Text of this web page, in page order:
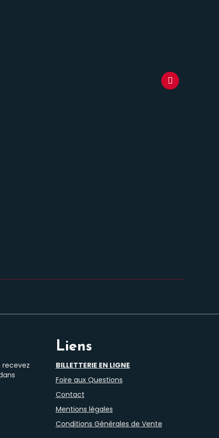
Liens
BILLETTERIE EN LIGNE
Foire aux Questions
Contact
Mentions légales
Conditions Générales de Vente